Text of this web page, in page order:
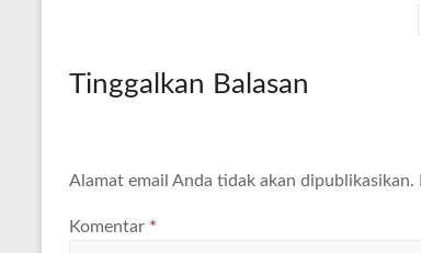
Tinggalkan Balasan
Alamat email Anda tidak akan dipublikasikan.
Komentar *